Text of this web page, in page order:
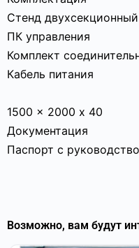
Стенд двухсекционный
ПК управления
Комплект
Кабель питания
1500 x 2000 х 40
Документация
Паспорт с
Возможно, вам будут